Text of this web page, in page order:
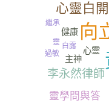
向
心靈白
李永然律師
靈學問與答
心靈
主神
健康
白露
過敏
靈
繼承